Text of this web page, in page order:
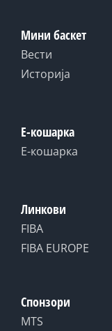
Мини баскет
Вести
Историја
Е-кошарка
Е-кошарка
Линкови
FIBA
FIBA EUROPE
Спонзори
MTS